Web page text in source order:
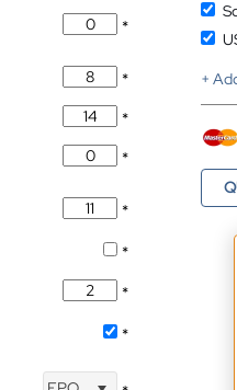
*
*
*
*
*
*
*
*
+